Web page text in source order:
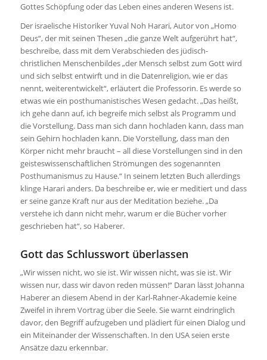
Gottes Schöpfung oder das Leben eines anderen Wesens ist.
Der israelische Historiker Yuval Noh Harari, Autor von „Homo
Deus“, der mit seinen Thesen „die ganze Welt aufgerührt hat“,
beschreibe, dass mit dem Verabschieden des jüdisch-
christlichen Menschenbildes „der Mensch selbst zum Gott wird
und sich selbst entwirft und in die Datenreligion, wie er das
nennt, weiterentwickelt“, erläutert die Professorin. Es werde so
etwas wie ein posthumanistisches Wesen gedacht. „Das heißt,
ich gehe dann auf, ich begreife mich selbst als Programm und
die Vorstellung. Dass man sich dann hochladen kann, dass man
sein Gehirn hochladen kann. Die Vorstellung, dass man den
Körper nicht mehr braucht – all diese Vorstellungen sind in den
geisteswissenschaftlichen Strömungen des sogenannten
Posthumanismus zu Hause.“ In seinem letzten Buch allerdings
klinge Harari anders. Da beschreibe er, wie er meditiert und dass
er seine ganze Kraft nur aus der Meditation beziehe. „Da
verstehe ich dann nicht mehr, warum er die Bücher vorher
geschrieben hat“, so Haberer.
Gott das Schlusswort überlassen
„Wir wissen nicht, wo sie ist. Wir wissen nicht, was sie ist. Wir
wissen nur, dass wir davon reden müssen!“ Daran lässt Johanna
Haberer an diesem Abend in der Karl-Rahner-Akademie keine
Zweifel in ihrem Vortrag über die Seele. Sie warnt eindringlich
davor, den Begriff aufzugeben und plädiert für einen Dialog und
ein Miteinander der Wissenschaften. In den USA seien erste
Ansätze dazu erkennbar.